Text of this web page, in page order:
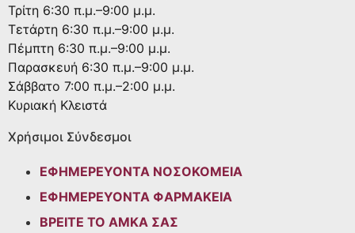
Τρίτη 6:30 π.μ.–9:00 μ.μ.
Τετάρτη 6:30 π.μ.–9:00 μ.μ.
Πέμπτη 6:30 π.μ.–9:00 μ.μ.
Παρασκευή 6:30 π.μ.–9:00 μ.μ.
Σάββατο 7:00 π.μ.–2:00 μ.μ.
Κυριακή Κλειστά
Χρήσιμοι Σύνδεσμοι
ΕΦΗΜΕΡΕΥΟΝΤΑ ΝΟΣΟΚΟΜΕΙΑ
ΕΦΗΜΕΡΕΥΟΝΤΑ ΦΑΡΜΑΚΕΙΑ
ΒΡΕΙΤΕ ΤΟ ΑΜΚΑ ΣΑΣ